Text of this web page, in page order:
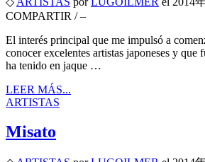
COMPARTIR / –
El interés principal que me impulsó a
conocer excelentes artistas japoneses y que
ha tenido en jaque …
LEER MÁS...
ARTISTAS
Misato